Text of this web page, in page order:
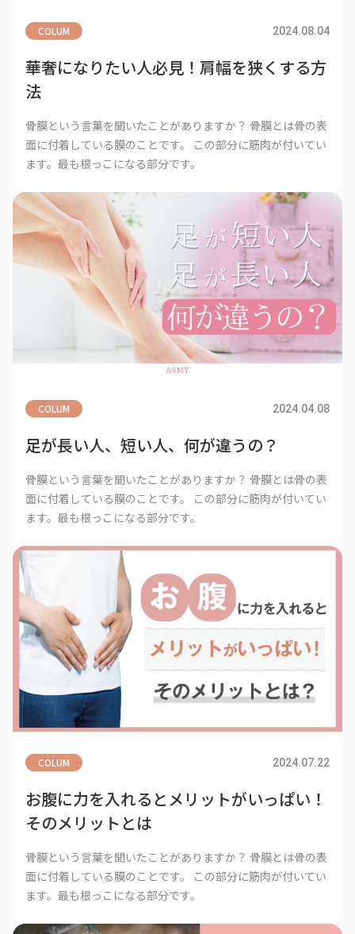
COLUM 2024.08.04
華奢になりたい人必見！肩幅を狭くする方
法
骨膜という言葉を聞いたことがありますか？ 骨膜とは骨の表
面に付着している膜のことです。 この部分に筋肉が付いてい
ます。最も根っこになる部分です。
COLUM 2024.04.08
足が長い人、短い人、何が違うの？
骨膜という言葉を聞いたことがありますか？ 骨膜とは骨の表
面に付着している膜のことです。 この部分に筋肉が付いてい
ます。最も根っこになる部分です。
COLUM 2024.07.22
お腹に力を入れるとメリットがいっぱい！
そのメリットとは
骨膜という言葉を聞いたことがありますか？ 骨膜とは骨の表
面に付着している膜のことです。 この部分に筋肉が付いてい
ます。最も根っこになる部分です。